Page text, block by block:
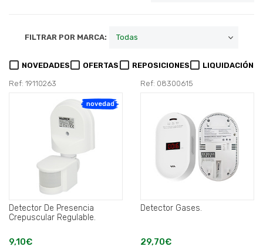
FILTRAR POR MARCA:
NOVEDADES OFERTAS REPOSICIONES LIQUIDACIÓN
Ref: 19110263
novedad
Detector De Presencia
Crepuscular Regulable.
9,10€
Ref: 08300615
Detector Gases.
29,70€